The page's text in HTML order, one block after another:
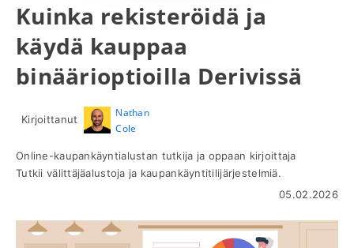
Kuinka rekisteröidä ja
käydä kauppaa
binäärioptioilla Derivissä
Kirjoittanut
Nathan
Cole
Online-kaupankäyntialustan tutkija ja oppaan kirjoittaja
Tutkii välittäjäalustoja ja kaupankäyntitilijärjestelmiä.
05.02.2026